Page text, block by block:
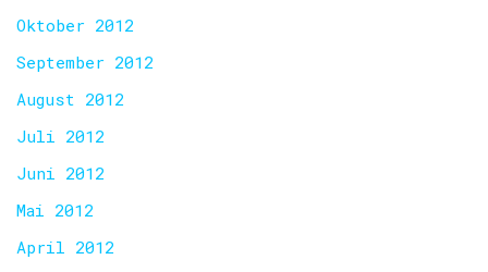
Oktober 2012
September 2012
August 2012
Juli 2012
Juni 2012
Mai 2012
April 2012